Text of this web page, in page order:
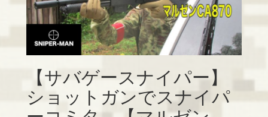
【サバゲースナイパー】
ショットガンでスナイパ